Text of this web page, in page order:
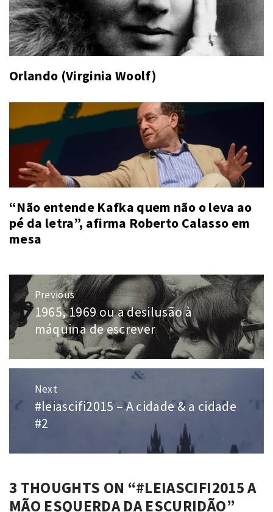
Orlando (Virginia Woolf)
“Não entende Kafka quem não o leva ao
pé da letra”, afirma Roberto Calasso em
mesa
Navegação
de
Post
Previous
Previous
post:
1965, 1969 ou a desilusão à
máquina de escrever
Next
Next
post:
#leiascifi2015 – A cidade & a cidade
#2
3 THOUGHTS ON “#LEIASCIFI2015 A
MÃO ESQUERDA DA ESCURIDÃO”